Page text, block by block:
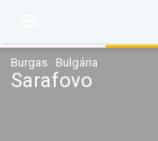
Burgas · Bulgária
Sarafovo